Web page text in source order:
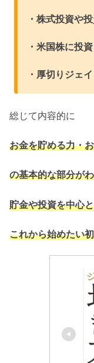
・株式投資や
・米国株に投
・厚切りジェ
総じて内容的に
お金を貯める力・
の基本的な部分が
貯金や投資を中心
これから始めたい